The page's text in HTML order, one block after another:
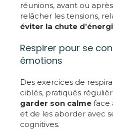
réunions, avant ou
relâcher les tensions,
éviter la chute
Respirer pour se
émotions
Des exercices de
ciblés, pratiqués
garder son calme face
et de les aborder avec
cognitives.